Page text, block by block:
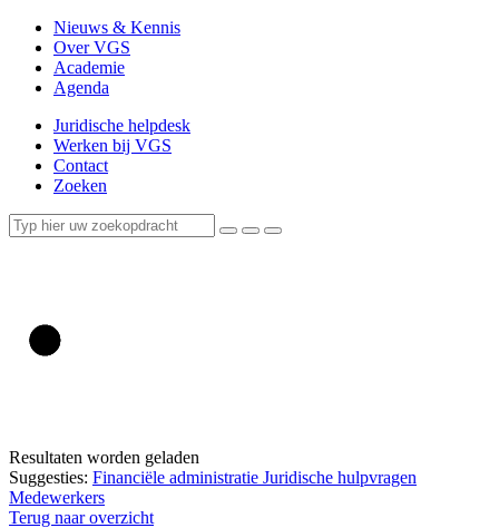
Nieuws & Kennis
Over VGS
Academie
Agenda
Juridische helpdesk
Werken bij VGS
Contact
Zoeken
Resultaten worden geladen
Suggesties: Financiële administratie Juridische hulpvragen
Medewerkers
Terug naar overzicht